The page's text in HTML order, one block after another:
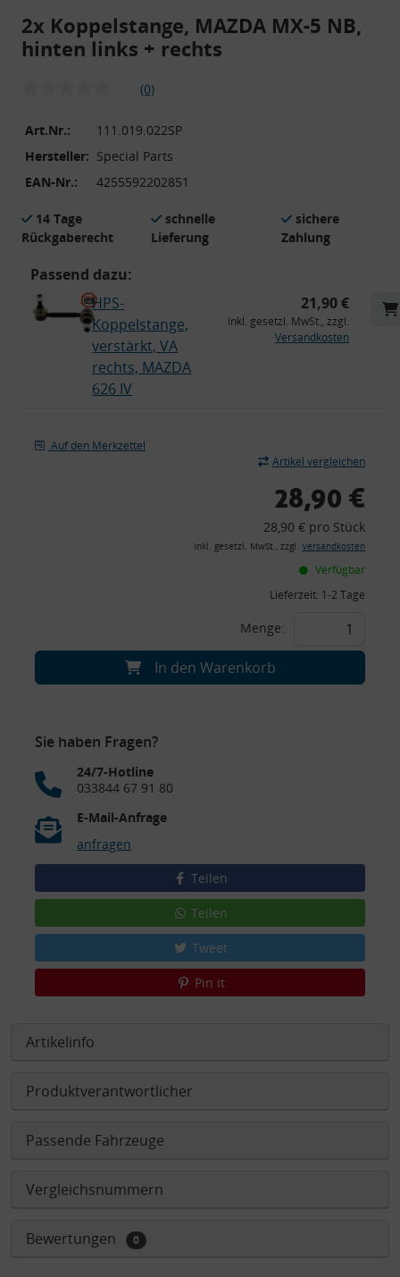
2x Koppelstange, MAZDA MX-5 NB,
hinten links + rechts
(0)
Art.Nr.:
111.019.022SP
Hersteller: Special Parts
EAN-Nr.:
4255592202851
14 Tage
Rückgaberecht
schnelle
Lieferung
sichere
Zahlung
Passend dazu:
HPS-
Koppelstange,
verstärkt, VA
rechts, MAZDA
626 IV
21,90 €
inkl. gesetzl. MwSt., zzgl.
Versandkosten
Auf den Merkzettel
Artikel vergleichen
28,90 €
28,90 € pro Stück
inkl. gesetzl. MwSt., zzgl. Versandkosten
Verfügbar
Lieferzeit: 1-2 Tage
Menge:
In den Warenkorb
Sie haben Fragen?
24/7-Hotline
033844 67 91 80
E-Mail-Anfrage
anfragen
Teilen
Teilen
Tweet
Pin it
Artikelinfo
Produktverantwortlicher
Passende Fahrzeuge
Vergleichsnummern
Bewertungen 0